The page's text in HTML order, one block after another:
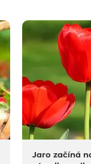
Jaro začíná